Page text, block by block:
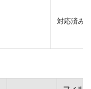
対応済み